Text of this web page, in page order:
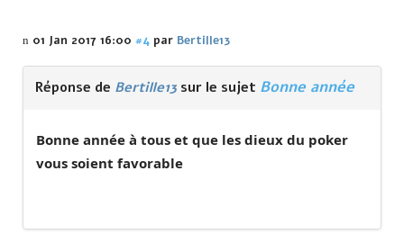
01 Jan 2017 16:00 #4 par Bertille13
Réponse de Bertille13 sur le sujet Bonne année
Bonne année à tous et que les dieux du poker
vous soient favorable